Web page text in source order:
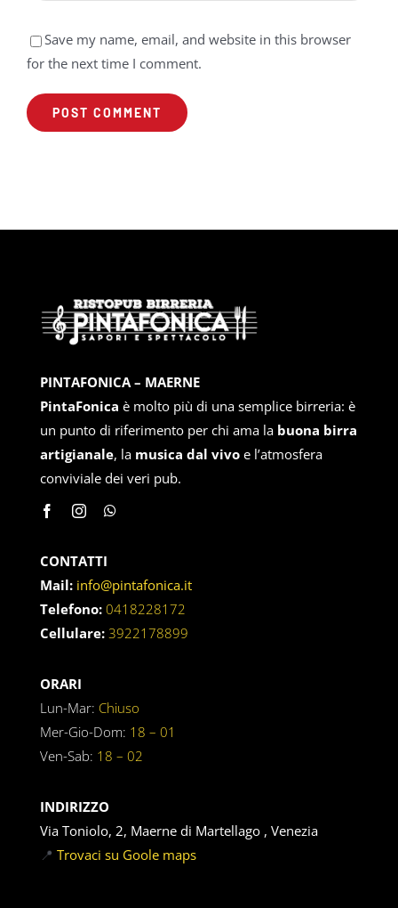
Save my name, email, and website in this browser
for the next time I comment.
PINTAFONICA – MAERNE
PintaFonica è molto più di una semplice birreria: è
un punto di riferimento per chi ama la buona birra
artigianale, la musica dal vivoe l’atmosfera
conviviale dei veri pub.
CONTATTI
Mail: info@pintafonica.it
Telefono: 0418228172
Cellulare: 3922178899
ORARI
Lun-Mar: Chiuso
Mer-Gio-Dom: 18 – 01
Ven-Sab: 18 – 02
INDIRIZZO
Via Toniolo, 2, Maerne di Martellago , Venezia
📍 Trovaci su Goole maps